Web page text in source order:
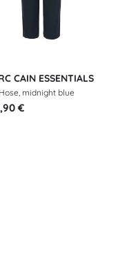
CAIN ESSENTIALS
midnight blue
€